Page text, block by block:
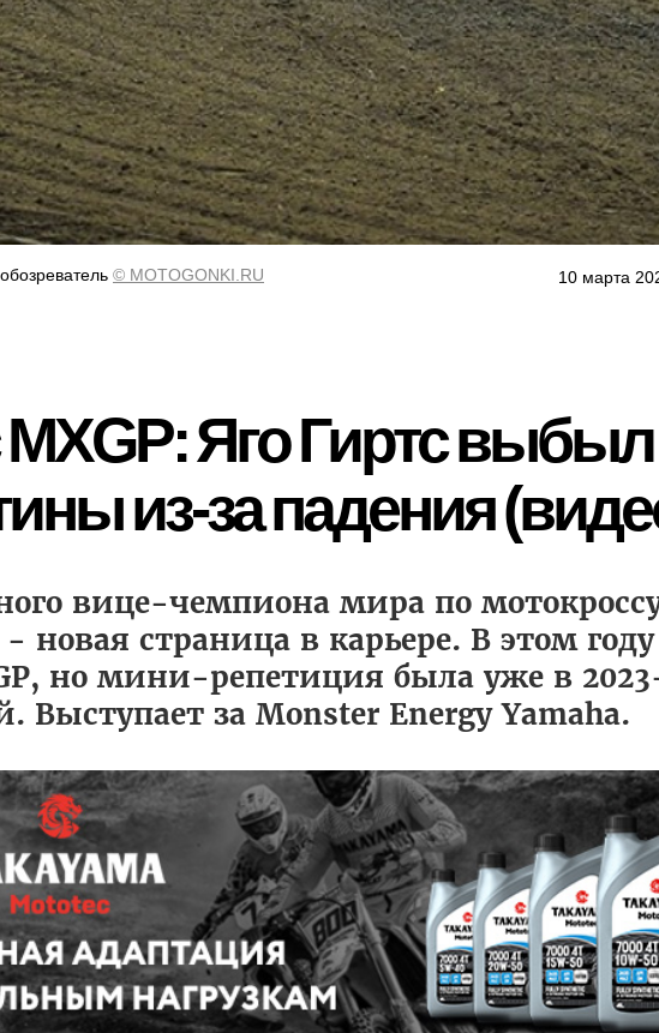
10 марта
© MOTOGONKI.RU
Яго Гиртс выбыл
из-за падения
вице-чемпиона мира по
- новая страница в карьере. В этом
но мини-репетиция была уже в
Выступает за Monster Energy Yamaha.